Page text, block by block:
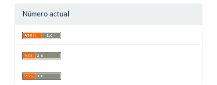
Número actual